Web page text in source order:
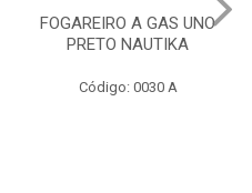
FOGAREIRO A GAS UNO
PRETO NAUTIKA
Código: 0030 A